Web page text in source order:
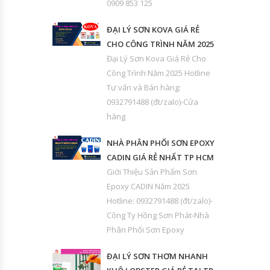
0909 853 125
ĐẠI LÝ SƠN KOVA GIÁ RẺ
CHO CÔNG TRÌNH NĂM 2025
Đại Lý Sơn Kova Giá Rẻ Cho
Công Trình Năm 2025 Hotline
Tư vấn và Bán hàng:
0932791488 (đt/zalo)-Cửa
hàng
NHÀ PHÂN PHỐI SƠN EPOXY
CADIN GIÁ RẺ NHẤT TP HCM
Giới Thiệu Sản Phẩm Sơn
Epoxy CADIN Năm 2025
Hotline: 0932791488 (đt/zalo)-
Công Ty Hồng Sơn Phát-Nhà
Phân Phối Sơn Epoxy
ĐẠI LÝ SƠN THƠM NHANH